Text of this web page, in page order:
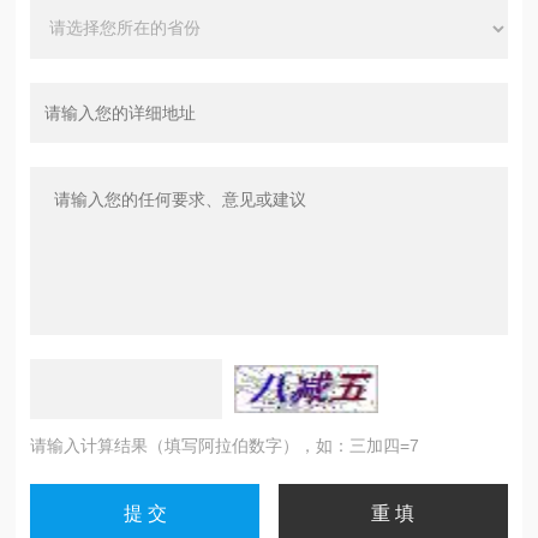
请输入计算结果（填写阿拉伯数字），如：三加四=7